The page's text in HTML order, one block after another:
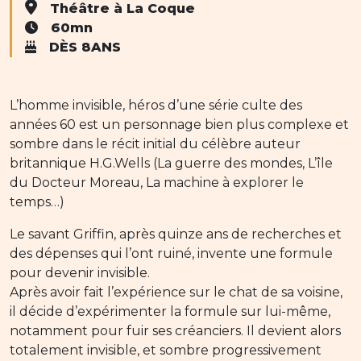
Théâtre à La Coque
60mn
DÈS 8ANS
L’homme invisible, héros d’une série culte des
années 60 est un personnage bien plus complexe et
sombre dans le récit initial du célèbre auteur
britannique H.G.Wells (La guerre des mondes, L’île
du Docteur Moreau, La machine à explorer le
temps…)
Le savant Griffin, après quinze ans de recherches et
des dépenses qui l’ont ruiné, invente une formule
pour devenir invisible.
Après avoir fait l’expérience sur le chat de sa voisine,
il décide d’expérimenter la formule sur lui-même,
notamment pour fuir ses créanciers. Il devient alors
totalement invisible, et sombre progressivement